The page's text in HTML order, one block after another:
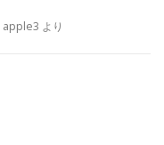
apple3 より